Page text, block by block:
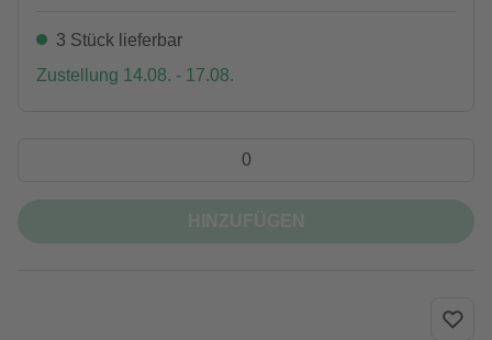
3 Stück lieferbar
Zustellung 14.08. - 17.08.